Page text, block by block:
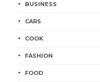
BUSINESS
CARS
COOK
FASHION
FOOD